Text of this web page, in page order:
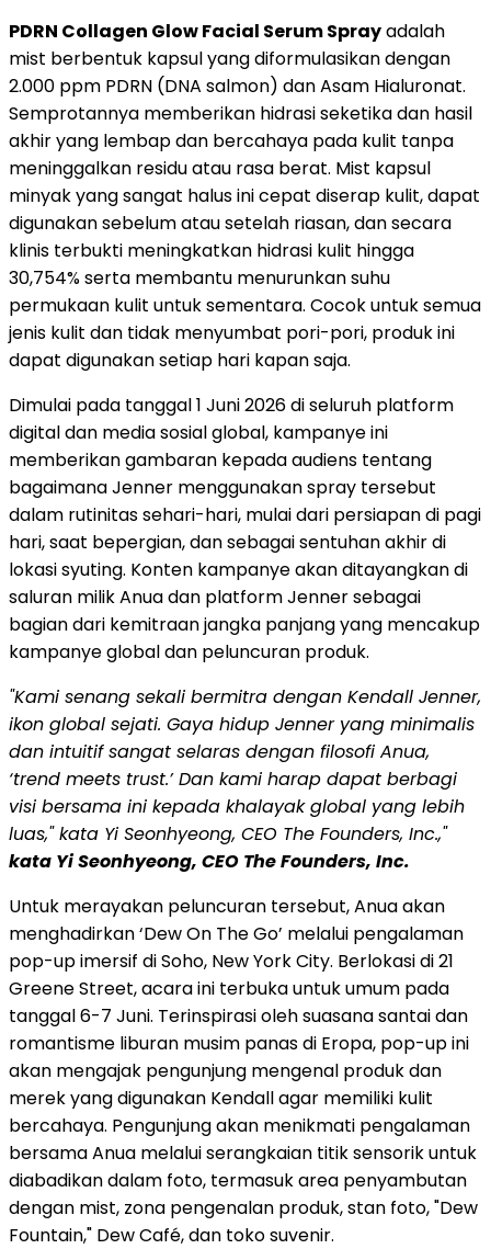
PDRN Collagen Glow Facial Serum Sprayadalah
mist berbentuk kapsul yang diformulasikan dengan
2.000 ppm PDRN (DNA salmon) dan Asam Hialuronat.
Semprotannya memberikan hidrasi seketika dan hasil
akhir yang lembap dan bercahaya pada kulit tanpa
meninggalkan residu atau rasa berat. Mist kapsul
minyak yang sangat halus ini cepat diserap kulit, dapat
digunakan sebelum atau setelah riasan, dan secara
klinis terbukti meningkatkan hidrasi kulit hingga
30,754% serta membantu menurunkan suhu
permukaan kulit untuk sementara. Cocok untuk semua
jenis kulit dan tidak menyumbat pori-pori, produk ini
dapat digunakan setiap hari kapan saja.
Dimulai pada tanggal 1 Juni 2026 di seluruh platform
digital dan media sosial global, kampanye ini
memberikan gambaran kepada audiens tentang
bagaimana Jenner menggunakan spray tersebut
dalam rutinitas sehari-hari, mulai dari persiapan di pagi
hari, saat bepergian, dan sebagai sentuhan akhir di
lokasi syuting. Konten kampanye akan ditayangkan di
saluran milik Anua dan platform Jenner sebagai
bagian dari kemitraan jangka panjang yang mencakup
kampanye global dan peluncuran produk.
"Kami senang sekali bermitra dengan Kendall Jenner,
ikon global sejati. Gaya hidup Jenner yang minimalis
dan intuitif sangat selaras dengan filosofi Anua,
‘trend meets trust.’ Dan kami harap dapat berbagi
visi bersama ini kepada khalayak global yang lebih
luas," kata Yi Seonhyeong, CEO The Founders, Inc.,"
kata Yi Seonhyeong, CEO The Founders, Inc.
Untuk merayakan peluncuran tersebut, Anua akan
menghadirkan ‘Dew On The Go’ melalui pengalaman
pop-up imersif di Soho, New York City. Berlokasi di 21
Greene Street, acara ini terbuka untuk umum pada
tanggal 6-7 Juni. Terinspirasi oleh suasana santai dan
romantisme liburan musim panas di Eropa, pop-up ini
akan mengajak pengunjung mengenal produk dan
merek yang digunakan Kendall agar memiliki kulit
bercahaya. Pengunjung akan menikmati pengalaman
bersama Anua melalui serangkaian titik sensorik untuk
diabadikan dalam foto, termasuk area penyambutan
dengan mist, zona pengenalan produk, stan foto, "Dew
Fountain," Dew Café, dan toko suvenir.